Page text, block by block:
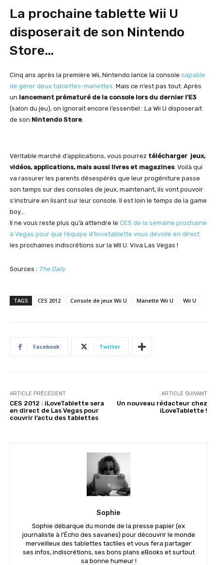
La prochaine tablette Wii U
disposerait de son Nintendo
Store…
Cinq ans après la première Wii, Nintendo lance la console capable
de gérer deux tablettes-manettes. Mais ce n’est pas tout. Après
un lancement prématuré de la console lors du dernier l’E3
(salon du jeu), on ignorait encore l’essentiel : La Wii U disposerait
de son Nintendo Store.
Véritable marché d’applications, vous pourrez télécharger jeux,
vidéos, applications, mais aussi livres et magazines. Voilà qui
va rassurer les parents désespérés que leur progéniture passe
son temps sur des consoles de jeux, maintenant, ils vont pouvoir
s’instruire en lisant sur leur console. Il est loin le temps de la game
boy…
Il ne vous reste plus qu’à attendre le CES de la semaine prochaine
à Vegas pour que l’équipe d’Ilovetablette vous dévoile en direct
les prochaines indiscrétions sur la WII U. Viva Las Vegas !
Sources : The Daily
TAGS CES 2012 Console de jeux Wii U Manette Wii U Wii U
Facebook Twitter
ARTICLE PRÉCÉDENT
CES 2012 : iLoveTablette sera
en direct de Las Vegas pour
couvrir l’actu des tablettes
ARTICLE SUIVANT
Un nouveau rédacteur chez
iLoveTablette !
Sophie
Sophie débarque du monde de la presse papier (ex
journaliste à l’Écho des savanes) pour découvrir le monde
merveilleux des tablettes tactiles et vous fera partager
ses infos, indiscrétions, ses bons plans eBooks et surtout
sa bonne humeur !